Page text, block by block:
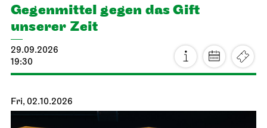
Gegenmittel gegen das Gift
unserer Zeit
29.09.2026
19:30
Fri, 02.10.2026